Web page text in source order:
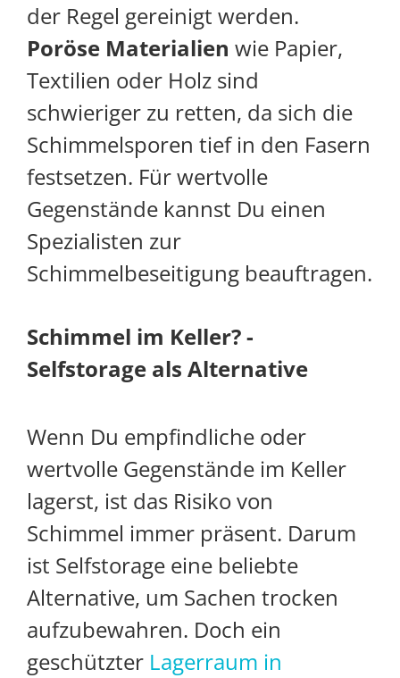
der Regel gereinigt werden.
Poröse Materialien wie Papier,
Textilien oder Holz sind
schwieriger zu retten, da sich die
Schimmelsporen tief in den Fasern
festsetzen. Für wertvolle
Gegenstände kannst Du einen
Spezialisten zur
Schimmelbeseitigung beauftragen.
Schimmel im Keller? -
Selfstorage als Alternative
Wenn Du empfindliche oder
wertvolle Gegenstände im Keller
lagerst, ist das Risiko von
Schimmel immer präsent. Darum
ist Selfstorage eine beliebte
Alternative, um Sachen trocken
aufzubewahren. Doch ein
geschützter Lagerraum in